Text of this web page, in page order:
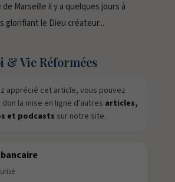
Marseille il y a quelques jours à
glorifiant le Dieu créateur...
& Vie Réformées
apprécié cet article, vous pouvez
la mise en ligne d’autres articles,
et podcasts sur notre site.